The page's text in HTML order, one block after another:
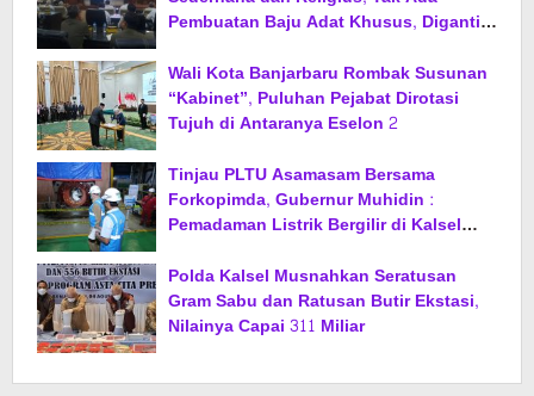
Pembuatan Baju Adat Khusus, Diganti
Wali Kota Banjarbaru Rombak Susunan
“Kabinet”, Puluhan Pejabat Dirotasi
Tujuh di Antaranya Eselon 2
Tinjau PLTU Asamasam Bersama
Forkopimda, Gubernur Muhidin :
Pemadaman Listrik Bergilir di Kalsel
Polda Kalsel Musnahkan Seratusan
Gram Sabu dan Ratusan Butir Ekstasi,
Nilainya Capai 311 Miliar